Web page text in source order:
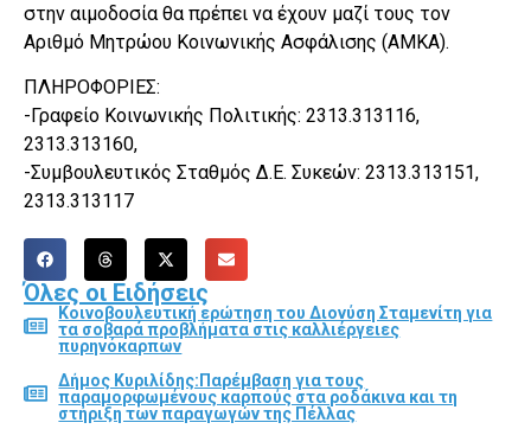
στην αιμοδοσία θα πρέπει να έχουν μαζί τους τον
Αριθμό Μητρώου Κοινωνικής Ασφάλισης (ΑΜΚΑ).
ΠΛΗΡΟΦΟΡΙΕΣ:
-Γραφείο Κοινωνικής Πολιτικής: 2313.313116,
2313.313160,
-Συμβουλευτικός Σταθμός Δ.Ε. Συκεών: 2313.313151,
2313.313117
Όλες οι Ειδήσεις
Κοινοβουλευτική ερώτηση του Διονύση Σταμενίτη για
τα σοβαρά προβλήματα στις καλλιέργειες
πυρηνόκαρπων
Δήμος Κυριλίδης:Παρέμβαση για τους
παραμορφωμένους καρπούς στα ροδάκινα και τη
στήριξη των παραγωγών της Πέλλας